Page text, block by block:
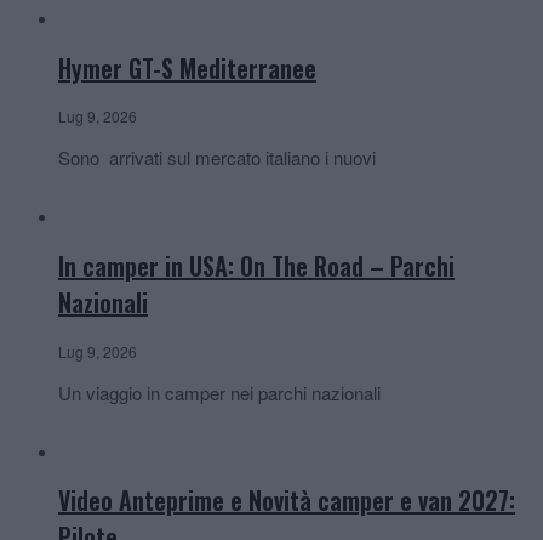
Hymer GT-S Mediterranee
Lug 9, 2026
Sono arrivati sul mercato italiano i nuovi
In camper in USA: On The Road – Parchi
Nazionali
Lug 9, 2026
Un viaggio in camper nei parchi nazionali
Video Anteprime e Novità camper e van 2027: